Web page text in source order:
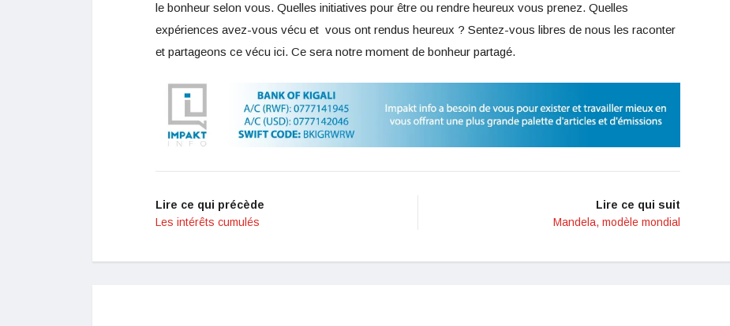
le bonheur selon vous. Quelles initiatives pour être ou rendre heureux vous prenez. Quelles
expériences avez-vous vécu et vous ont rendus heureux ? Sentez-vous libres de nous les raconter
et partageons ce vécu ici. Ce sera notre moment de bonheur partagé.
Lire ce qui précède
Les intérêts cumulés
Lire ce qui suit
Mandela, modèle mondial